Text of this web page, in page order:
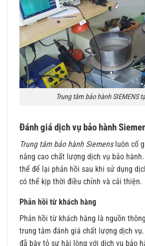
Trung tâm bảo hành SIEMENS
Đánh giá dịch vụ bảo hành
Trung tâm bảo hành Siemensluôn cố
nâng cao chất lượng dịch vụ bảo
thể để lại phản hồi sau khi sử dụng
có thể kịp thời điều chỉnh và cải thiện.
Phản hồi từ khách hàng
Phản hồi từ khách hàng là nguồn
trung tâm đánh giá chất lượng dịch
đã bày tỏ sự hài lòng với dịch vụ bảo